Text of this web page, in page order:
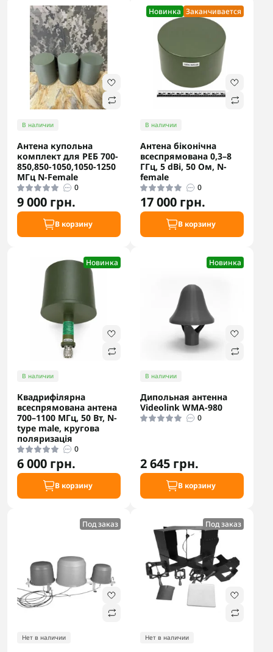
В наличии
Антена купольна
комплект для РЕБ 700-
850,850-1050,1050-1250
МГц N-Female
0
9 000 грн.
В корзину
Новинка Заканчивается
В наличии
Антена біконічна
всеспрямована 0,3–8
ГГц, 5 dBi, 50 Ом, N-
female
0
17 000 грн.
В корзину
Новинка
В наличии
Квадрифілярна
всеспрямована антена
700–1100 МГц, 50 Вт, N-
type male, кругова
поляризація
0
6 000 грн.
В корзину
Новинка
В наличии
Дипольная антенна
Videolink WMA-980
0
2 645 грн.
В корзину
Под заказ
Нет в наличии
Под заказ
Нет в наличии